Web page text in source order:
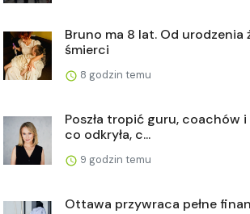
Bruno ma 8 lat. Od urodzenia
śmierci
8 godzin temu
Poszła tropić guru, coachów
co odkryła, c...
9 godzin temu
Ottawa przywraca pełne